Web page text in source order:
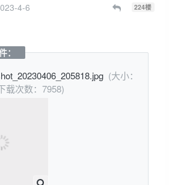
4-6 224楼
：
(大小：
载次数：7958)